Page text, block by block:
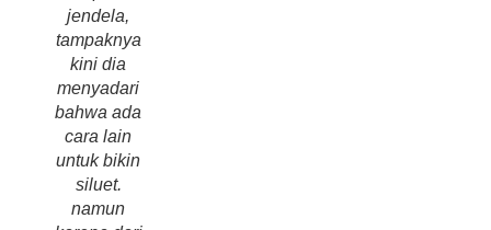
jendela,
tampaknya
kini dia
menyadari
bahwa ada
cara lain
untuk bikin
siluet.
namun